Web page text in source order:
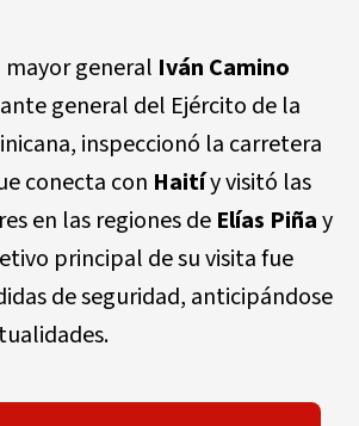
mayor general Iván Camino
general del Ejército de la
inspeccionó la carretera
conecta con Haitíy visitó las
en las regiones de Elías Piñay
principal de su visita fue
de seguridad, anticipándose